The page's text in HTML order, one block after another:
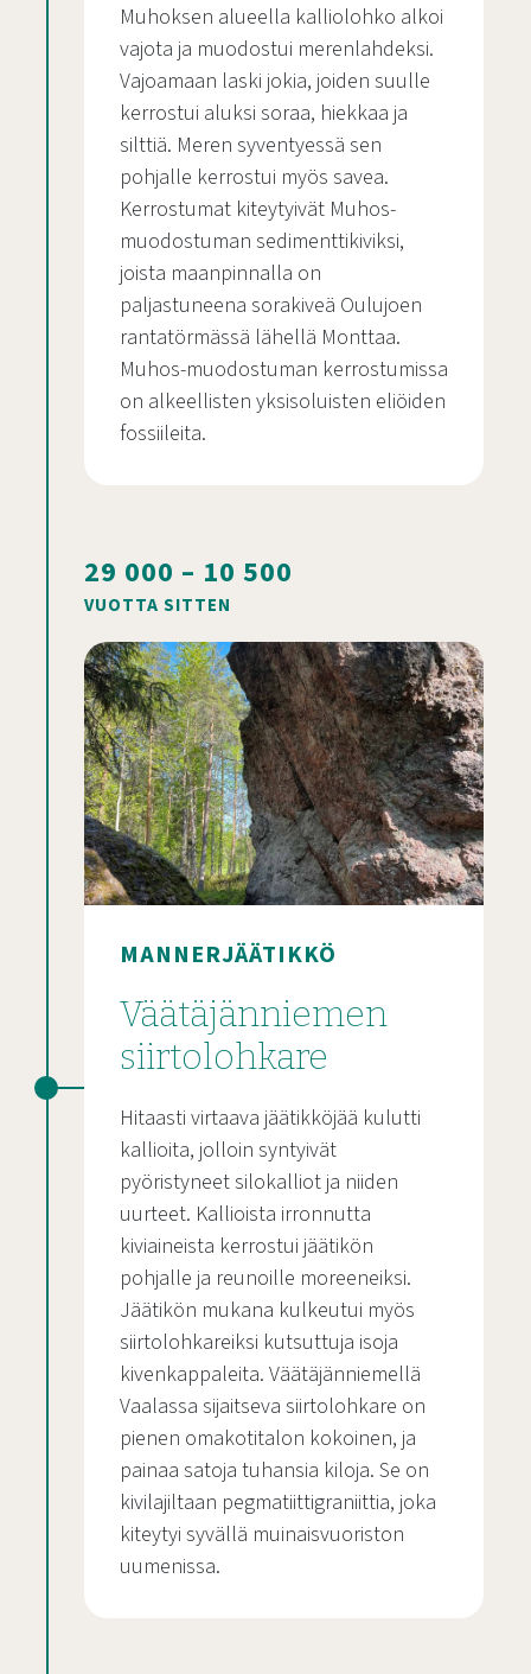
Muhoksen alueella kalliolohko alkoi
vajota ja muodostui merenlahdeksi.
Vajoamaan laski jokia, joiden suulle
kerrostui aluksi soraa, hiekkaa ja
silttiä. Meren syventyessä sen
pohjalle kerrostui myös savea.
Kerrostumat kiteytyivät Muhos-
muodostuman sedimenttikiviksi,
joista maanpinnalla on
paljastuneena sorakiveä Oulujoen
rantatörmässä lähellä Monttaa.
Muhos-muodostuman kerrostumissa
on alkeellisten yksisoluisten eliöiden
fossiileita.
29 000 – 10 500
VUOTTA SITTEN
MANNERJÄÄTIKKÖ
Väätäjänniemen
siirtolohkare
Hitaasti virtaava jäätikköjää kulutti
kallioita, jolloin syntyivät
pyöristyneet silokalliot ja niiden
uurteet. Kallioista irronnutta
kiviaineista kerrostui jäätikön
pohjalle ja reunoille moreeneiksi.
Jäätikön mukana kulkeutui myös
siirtolohkareiksi kutsuttuja isoja
kivenkappaleita. Väätäjänniemellä
Vaalassa sijaitseva siirtolohkare on
pienen omakotitalon kokoinen, ja
painaa satoja tuhansia kiloja. Se on
kivilajiltaan pegmatiittigraniittia, joka
kiteytyi syvällä muinaisvuoriston
uumenissa.